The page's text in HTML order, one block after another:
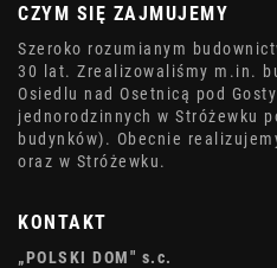
CZYM SIĘ ZAJMUJEMY
Szeroko rozumianym
30 lat. Zrealizowaliśmy m.in.
Osiedlu nad Osetnicą pod
jednorodzinnych w Stróżewku
budynków). Obecnie
oraz w Stróżewku.
KONTAKT
„POLSKI DOM" s.c.